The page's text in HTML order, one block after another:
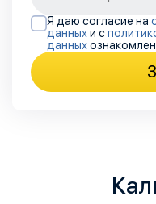
Я даю согласие на
данныхи с
данныхознакомлен